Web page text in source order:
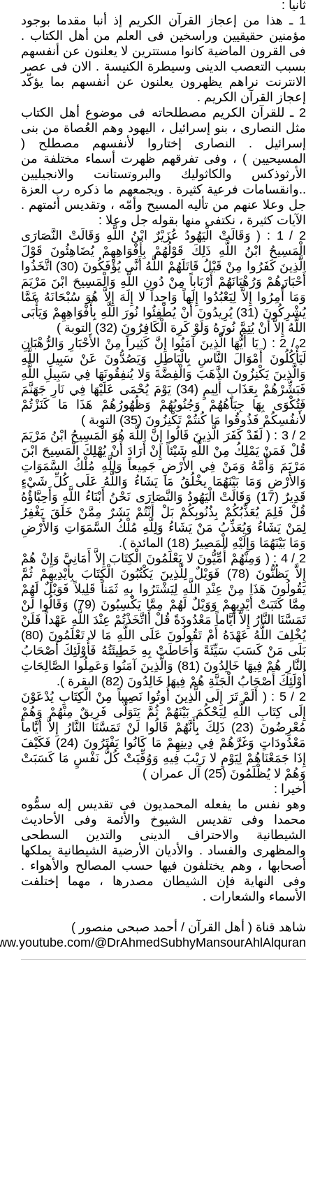
ثانيا :
1 ـ هذا من إعجاز القرآن الكريم إذ أنبا مقدما بوجود
مؤمنين حقيقيين وراسخين فى العلم من أهل الكتاب .
فى القرون الماضية كانوا مستترين لا يعلنون عن أنفسهم
بسبب التعصب الدينى وسيطرة الكنيسة . الان فى عصر
الانترنت نراهم يظهرون يعلنون عن أنفسهم بما يؤكّد
إعجاز القرآن الكريم .
2 ـ للقرآن الكريم مصطلحاته فى موضوع أهل الكتاب
مثل النصارى ، بنو إسرائيل ، اليهود وهم العُصاة من بنى
إسرائيل . النصارى إختاروا لأنفسهم مصطلح (
المسيحيين ) ، وفى تفرقهم ظهرت أسماء مختلفة من
الأرثوذكس والكاثوليك والبروتستانت والانجيليين
..وانقسامات فرعية كثيرة . ويجمعهم ما ذكره رب العزة
جل وعلا عنهم من تأليه المسيح وأمّه ، وتقديس أئمتهم .
الآيات كثيرة ، نكتفى منها بقوله جل وعلا :
2 / 1 : ( وَقَالَتْ الْيَهُودُ عُزَيْرٌ ابْنُ اللَّهِ وَقَالَتْ النَّصَارَى
الْمَسِيحُ ابْنُ اللَّهِ ذَلِكَ قَوْلُهُمْ بِأَفْوَاهِهِمْ يُضَاهِئُونَ قَوْلَ
الَّذِينَ كَفَرُوا مِنْ قَبْلُ قَاتَلَهُمْ اللَّهُ أَنَّى يُؤْفَكُونَ (30) اتَّخَذُوا
أَحْبَارَهُمْ وَرُهْبَانَهُمْ أَرْبَاباً مِنْ دُونِ اللَّهِ وَالْمَسِيحَ ابْنَ مَرْيَمَ
وَمَا أُمِرُوا إِلاَّ لِيَعْبُدُوا إِلَهاً وَاحِداً لا إِلَهَ إِلاَّ هُوَ سُبْحَانَهُ عَمَّا
يُشْرِكُونَ (31) يُرِيدُونَ أَنْ يُطْفِئُوا نُورَ اللَّهِ بِأَفْوَاهِهِمْ وَيَأْبَى
اللَّهُ إِلاَّ أَنْ يُتِمَّ نُورَهُ وَلَوْ كَرِهَ الْكَافِرُونَ (32) التوبة )
2 / 2 : ( يَا أَيُّهَا الَّذِينَ آمَنُوا إِنَّ كَثِيراً مِنْ الأَحْبَارِ وَالرُّهْبَانِ
لَيَأْكُلُونَ أَمْوَالَ النَّاسِ بِالْبَاطِلِ وَيَصُدُّونَ عَنْ سَبِيلِ اللَّهِ
وَالَّذِينَ يَكْنِزُونَ الذَّهَبَ وَالْفِضَّةَ وَلا يُنفِقُونَهَا فِي سَبِيلِ اللَّهِ
فَبَشِّرْهُمْ بِعَذَابٍ أَلِيمٍ (34) يَوْمَ يُحْمَى عَلَيْهَا فِي نَارِ جَهَنَّمَ
فَتُكْوَى بِهَا جِبَاهُهُمْ وَجُنُوبُهُمْ وَظُهُورُهُمْ هَذَا مَا كَنَزْتُمْ
لأَنفُسِكُمْ فَذُوقُوا مَا كُنتُمْ تَكْنِزُونَ (35) التوبة )
2 / 3 : ( لَقَدْ كَفَرَ الَّذِينَ قَالُوا إِنَّ اللَّهَ هُوَ الْمَسِيحُ ابْنُ مَرْيَمَ
قُلْ فَمَنْ يَمْلِكُ مِنْ اللَّهِ شَيْئاً إِنْ أَرَادَ أَنْ يُهْلِكَ الْمَسِيحَ ابْنَ
مَرْيَمَ وَأُمَّهُ وَمَنْ فِي الأَرْضِ جَمِيعاً وَلِلَّهِ مُلْكُ السَّمَوَاتِ
وَالأَرْضِ وَمَا بَيْنَهُمَا يخْلُقُ مَا يَشَاءُ وَاللَّهُ عَلَى كُلِّ شَيْءٍ
قَدِيرٌ (17) وَقَالَتْ الْيَهُودُ وَالنَّصَارَى نَحْنُ أَبْنَاءُ اللَّهِ وَأَحِبَّاؤُهُ
قُلْ فَلِمَ يُعَذِّبُكُمْ بِذُنُوبِكُمْ بَلْ أَنْتُمْ بَشَرٌ مِمَّنْ خَلَقَ يَغْفِرُ
لِمَنْ يَشَاءُ وَيُعَذِّبُ مَنْ يَشَاءُ وَلِلَّهِ مُلْكُ السَّمَوَاتِ وَالأَرْضِ
وَمَا بَيْنَهُمَا وَإِلَيْهِ الْمَصِيرُ (18) المائدة ).
2 / 4 : ( وَمِنْهُمْ أُمِّيُّونَ لا يَعْلَمُونَ الْكِتَابَ إِلاَّ أَمَانِيَّ وَإِنْ هُمْ
إِلاَّ يَظُنُّونَ (78) فَوَيْلٌ لِلَّذِينَ يَكْتُبُونَ الْكِتَابَ بِأَيْدِيهِمْ ثُمَّ
يَقُولُونَ هَذَا مِنْ عِنْدِ اللَّهِ لِيَشْتَرُوا بِهِ ثَمَناً قَلِيلاً فَوَيْلٌ لَهُمْ
مِمَّا كَتَبَتْ أَيْدِيهِمْ وَوَيْلٌ لَهُمْ مِمَّا يَكْسِبُونَ (79) وَقَالُوا لَنْ
تَمَسَّنَا النَّارُ إِلاَّ أَيَّاماً مَعْدُودَةً قُلْ أَاتَّخَذْتُمْ عِنْدَ اللَّهِ عَهْداً فَلَنْ
يُخْلِفَ اللَّهُ عَهْدَهُ أَمْ تَقُولُونَ عَلَى اللَّهِ مَا لا تَعْلَمُونَ (80)
بَلَى مَنْ كَسَبَ سَيِّئَةً وَأَحَاطَتْ بِهِ خَطِيئَتُهُ فَأُوْلَئِكَ أَصْحَابُ
النَّارِ هُمْ فِيهَا خَالِدُونَ (81) وَالَّذِينَ آمَنُوا وَعَمِلُوا الصَّالِحَاتِ
أُوْلَئِكَ أَصْحَابُ الْجَنَّةِ هُمْ فِيهَا خَالِدُونَ (82) البقرة ).
2 / 5 : ( أَلَمْ تَرَ إِلَى الَّذِينَ أُوتُوا نَصِيباً مِنْ الْكِتَابِ يُدْعَوْنَ
إِلَى كِتَابِ اللَّهِ لِيَحْكُمَ بَيْنَهُمْ ثُمَّ يَتَوَلَّى فَرِيقٌ مِنْهُمْ وَهُمْ
مُعْرِضُونَ (23) ذَلِكَ بِأَنَّهُمْ قَالُوا لَنْ تَمَسَّنَا النَّارُ إِلاَّ أَيَّاماً
مَعْدُودَاتٍ وَغَرَّهُمْ فِي دِينِهِمْ مَا كَانُوا يَفْتَرُونَ (24) فَكَيْفَ
إِذَا جَمَعْنَاهُمْ لِيَوْمٍ لا رَيْبَ فِيهِ وَوُفِّيَتْ كُلُّ نَفْسٍ مَا كَسَبَتْ
وَهُمْ لا يُظْلَمُونَ (25) آل عمران )
أخيرا :
وهو نفس ما يفعله المحمديون فى تقديس إله سمُّوه
محمدا وفى تقديس الشيوخ والأئمة وفى الأحاديث
الشيطانية والاحتراف الدينى والتدين السطحى
والمظهرى والفساد . والأديان الأرضية الشيطانية يملكها
أصحابها ، وهم يختلفون فيها حسب المصالح والأهواء .
وفى النهاية فإن الشيطان مصدرها ، مهما إختلفت
الأسماء والشعارات .
شاهد قناة ( أهل القرآن / أحمد صبحى منصور )
@DrAhmedSubhyMansourAhlAlquran